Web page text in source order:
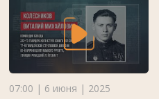
07:00 | 6 июня | 2025